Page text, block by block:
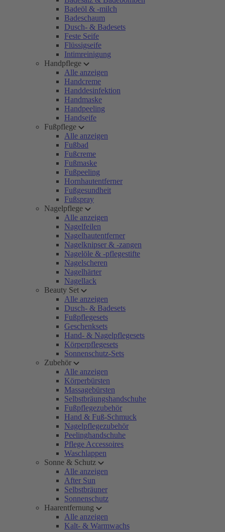
Badeöl & -milch
Badeschaum
Dusch- & Badesets
Feste Seife
Flüssigseife
Intimreinigung
Handpflege
Alle anzeigen
Handcreme
Handdesinfektion
Handmaske
Handpeeling
Handseife
Fußpflege
Alle anzeigen
Fußbad
Fußcreme
Fußmaske
Fußpeeling
Hornhautentferner
Fußgesundheit
Fußspray
Nagelpflege
Alle anzeigen
Nagelfeilen
Nagelhautentferner
Nagelknipser & -zangen
Nagelöle & -pflegestifte
Nagelscheren
Nagelhärter
Nagellack
Beauty Set
Alle anzeigen
Dusch- & Badesets
Fußpflegesets
Geschenksets
Hand- & Nagelpflegesets
Körperpflegesets
Sonnenschutz-Sets
Zubehör
Alle anzeigen
Körperbürsten
Massagebürsten
Selbstbräungshandschuhe
Fußpflegezubehör
Hand & Fuß-Schmuck
Nagelpflegezubehör
Peelinghandschuhe
Pflege Accessoires
Waschlappen
Sonne & Schutz
Alle anzeigen
After Sun
Selbstbräuner
Sonnenschutz
Haarentfernung
Alle anzeigen
Kalt- & Warmwachs